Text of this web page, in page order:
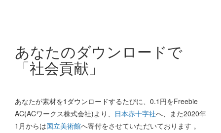
あなたのダウンロードで
「社会貢献」
あなたが素材を1ダウンロードするたびに、0.1円をFreebie
AC(ACワークス株式会社)より、 日本赤十字社へ、また2020年
1月からは国立美術館へ寄付をさせていただいております 。